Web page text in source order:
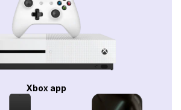
Xbox app